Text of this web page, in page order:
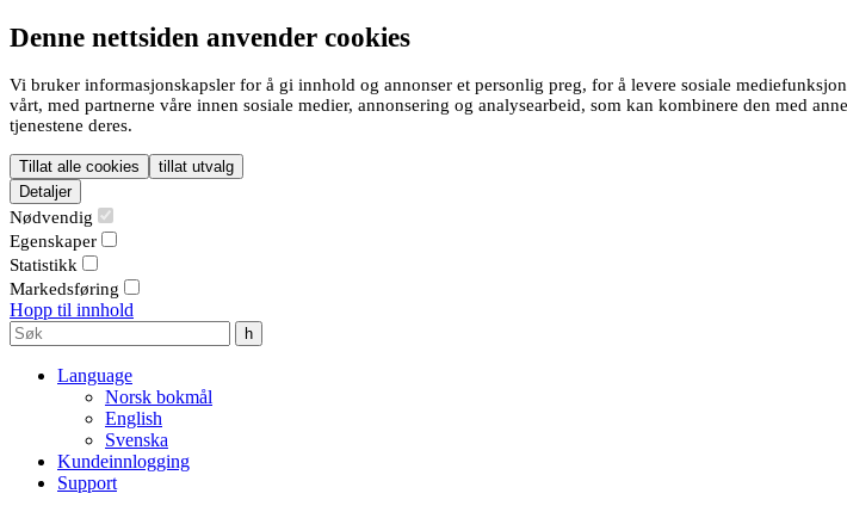
Denne nettsiden anvender cookies
Vi bruker informasjonskapsler for å gi innhold og annonser et personlig preg, for å levere sosiale
vårt, med partnerne våre innen sosiale medier, annonsering og analysearbeid, som kan kombinere den med
tjenestene deres.
Tillat alle cookies
tillat utvalg
Detaljer
Nødvendig
Egenskaper
Statistikk
Markedsføring
Hopp til innhold
Language
Norsk bokmål
English
Svenska
Kundeinnlogging
Support